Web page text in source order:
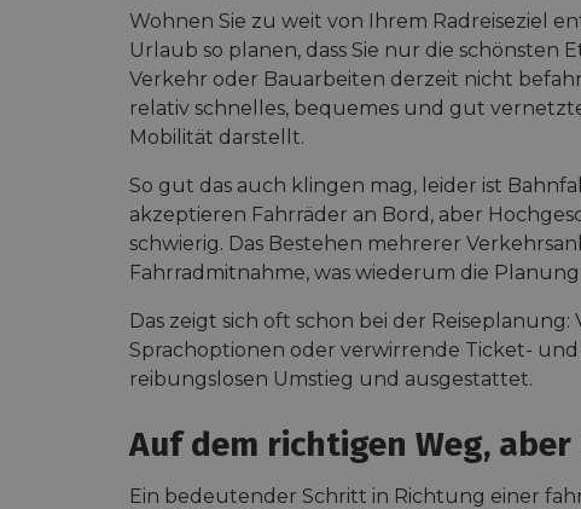
Wohnen Sie zu weit von Ihrem Radreiseziel
Urlaub so planen, dass Sie nur die
Verkehr oder Bauarbeiten derzeit nicht
relativ schnelles, bequemes und gut
Mobilität darstellt.
So gut das auch klingen mag, leider ist
akzeptieren Fahrräder an Bord, aber
schwierig. Das Bestehen mehrerer
Fahrradmitnahme, was wiederum die
Das zeigt sich oft schon bei der
Sprachoptionen oder verwirrende Ticket-
reibungslosen Umstieg und ausgestattet.
Auf dem richtigen Weg,
Ein bedeutender Schritt in Richtung einer